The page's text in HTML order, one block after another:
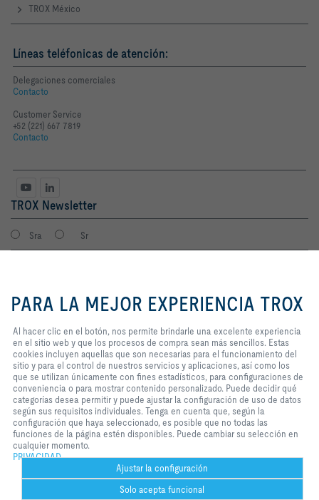
TROX México
Líneas teléfonicas de atención:
Delegaciones comerciales
Contacto
Customer Service
+52 (221) 667 7819
Contacto
TROX Newsletter
Sra Sr
Consiento que mis datos sean guardados en cumplimiento con la
política de protección de datos de TROX.
Login
Inicio Contactos Condiciones de contratación
Aviso legal
2026 © TROX México S.A. de C.V.
permite brindarle una excelente
experiencia en el sitio web y que
sencillos. Estas cookies incluyen
aquellas que son necesarias para
el funcionamiento del sitio y para
el control de nuestros servicios y
aplicaciones, así como los que se
utilizan únicamente con fines
estadísticos, para configuraciones
de conveniencia o para mostrar
contenido personalizado. Puede
decidir qué categorías desea
configuración de uso de datos
según sus requisitos individuales.
Tenga en cuenta que, según la
configuración que haya
PARA LA MEJOR EXPERIENCIA TROX
Al hacer clic en el botón, nos permite brindarle una excelente experiencia
en el sitio web y que los procesos de compra sean más sencillos. Estas
cookies incluyen aquellas que son necesarias para el funcionamiento del
sitio y para el control de nuestros servicios y aplicaciones, así como los
que se utilizan únicamente con fines estadísticos, para configuraciones de
conveniencia o para mostrar contenido personalizado. Puede decidir qué
categorías desea permitir y puede ajustar la configuración de uso de datos
según sus requisitos individuales. Tenga en cuenta que, según la
configuración que haya seleccionado, es posible que no todas las
funciones de la página estén disponibles. Puede cambiar su selección en
cualquier momento.
PRIVACIDAD
Ajustar la configuración
Solo acepta funcional